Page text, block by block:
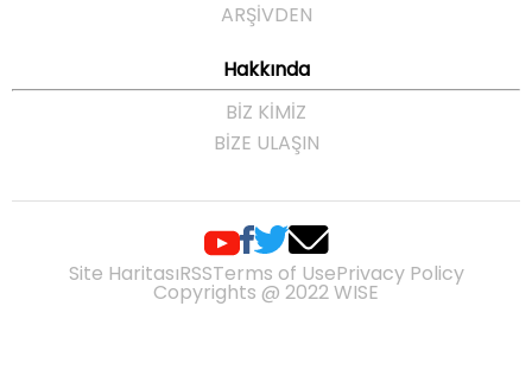
ARŞIVDEN
Hakkında
BIZ KIMIZ
BIZE ULAŞIN
Copyrights @ 2022 WISE
Site HaritasıRSSTerms of UsePrivacy Policy